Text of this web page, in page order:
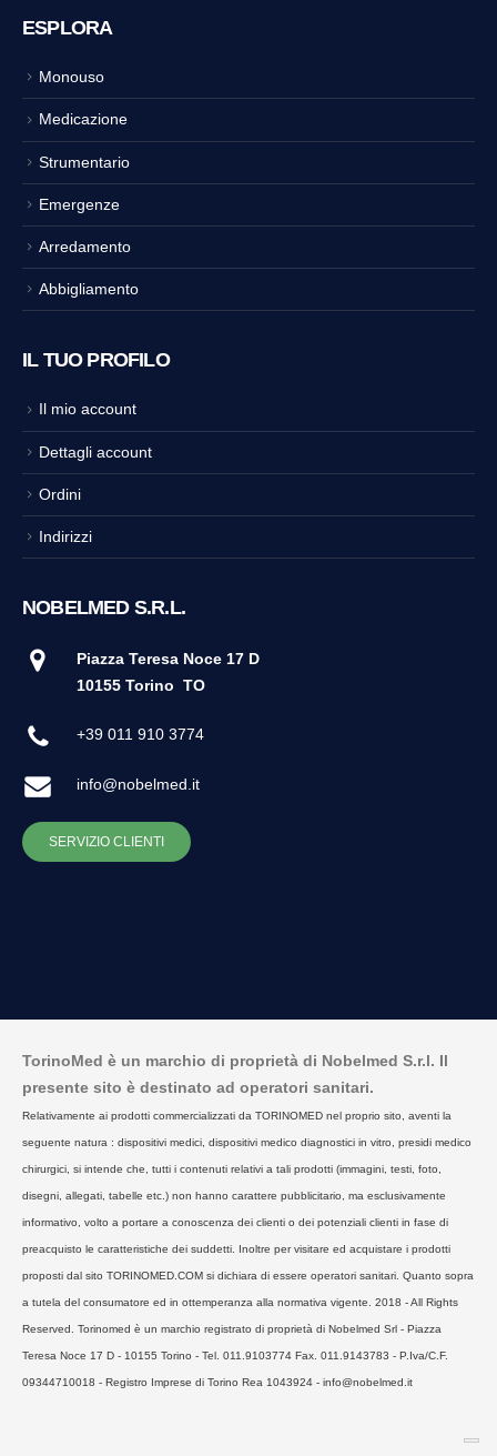
ESPLORA
Monouso
Medicazione
Strumentario
Emergenze
Arredamento
Abbigliamento
IL TUO PROFILO
Il mio account
Dettagli account
Ordini
Indirizzi
NOBELMED S.R.L.
Piazza Teresa Noce 17 D
10155 Torino TO
+39 011 910 3774
info@nobelmed.it
SERVIZIO CLIENTI
TorinoMed è un marchio di proprietà di Nobelmed S.r.l. Il
presente sito è destinato ad operatori sanitari.
Relativamente ai prodotti commercializzati da TORINOMED nel proprio sito, aventi la
seguente natura : dispositivi medici, dispositivi medico diagnostici in vitro, presidi medico
chirurgici, si intende che, tutti i contenuti relativi a tali prodotti (immagini, testi, foto,
disegni, allegati, tabelle etc.) non hanno carattere pubblicitario, ma esclusivamente
informativo, volto a portare a conoscenza dei clienti o dei potenziali clienti in fase di
preacquisto le caratteristiche dei suddetti. Inoltre per visitare ed acquistare i prodotti
proposti dal sito TORINOMED.COM si dichiara di essere operatori sanitari. Quanto sopra
a tutela del consumatore ed in ottemperanza alla normativa vigente. 2018 - All Rights
Reserved. Torinomed è un marchio registrato di proprietà di Nobelmed Srl - Piazza
Teresa Noce 17 D - 10155 Torino - Tel. 011.9103774 Fax. 011.9143783 - P.Iva/C.F.
09344710018 - Registro Imprese di Torino Rea 1043924 - info@nobelmed.it